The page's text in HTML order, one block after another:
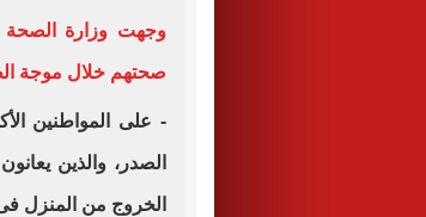
وجهت وزارة الصحة
صحتهم خلال موجة
- على المواطنين
الصدر، والذين
الخروج من المنزل